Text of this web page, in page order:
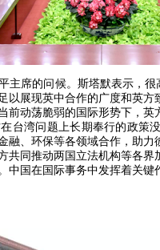
主席的问候。斯塔默表示，
以展现英中合作的广度和英
前动荡脆弱的国际形势下，
台湾问题上长期奉行的政策
融、环保等各领域合作，助
共同推动两国立法机构等各
中国在国际事务中发挥着关